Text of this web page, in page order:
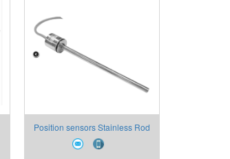
Position sensors Stainless Rod
Flanged Head Compact